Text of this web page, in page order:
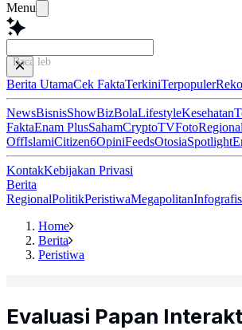
Menu
Baca lebih cepat...
Berita UtamaCek FaktaTerkiniTerpopuler
NewsBisnisShowBizBolaLifestyleKesehatan
FaktaEnam PlusSahamCryptoTVFotoRegional
OffIslamiCitizen6OpiniFeedsOtosiaSpotlight
KontakKebijakan Privasi
Berita
RegionalPolitikPeristiwaMegapolitanInfografis
Home
Berita
Peristiwa
Evaluasi Papan